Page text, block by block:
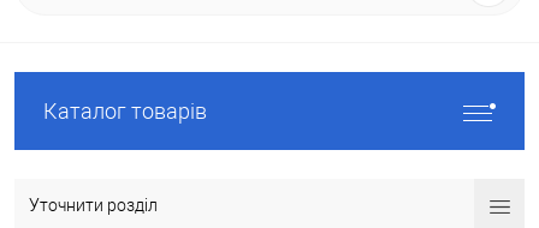
Каталог товарів
Уточнити розділ